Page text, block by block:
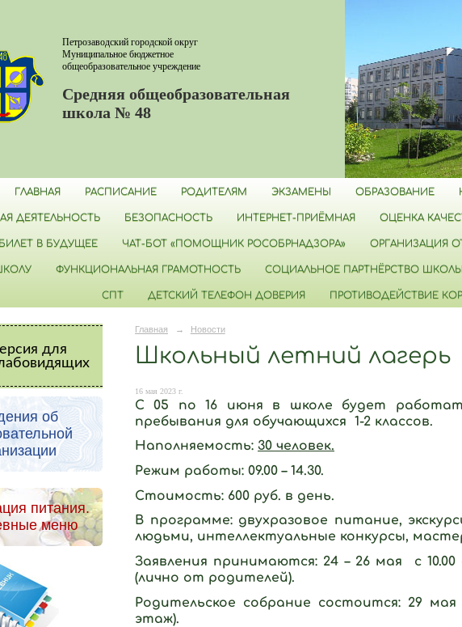
Петрозаводский городской округ
Муниципальное бюджетное
общеобразовательное учреждение
Средняя общеобразовательная
школа № 48
ГЛАВНАЯ РАСПИСАНИЕ РОДИТЕЛЯМ ЭКЗАМЕНЫ ОБРАЗОВАНИЕ
ДЕЯТЕЛЬНОСТЬ БЕЗОПАСНОСТЬ ИНТЕРНЕТ-ПРИЁМНАЯ ОЦЕНКА
БИЛЕТ В БУДУЩЕЕ ЧАТ-БОТ «ПОМОЩНИК РОСОБРНАДЗОРА» ОРГАНИЗАЦИЯ
ФУНКЦИОНАЛЬНАЯ ГРАМОТНОСТЬ СОЦИАЛЬНОЕ ПАРТНЁРСТВО ШКОЛЫ
СПТ ДЕТСКИЙ ТЕЛЕФОН ДОВЕРИЯ ПРОТИВОДЕЙСТВИЕ
для
об
питания.
меню
Главная → Новости
Школьный летний лагерь
16 мая 2023 г.
С 05 по 16 июня в школе будет
пребывания для обучающихся 1-2 классов.
Наполняемость: 30 человек.
Режим работы: 09.00 – 14.30.
Стоимость: 600 руб. в день.
В программе: двухразовое питание,
людьми, интеллектуальные конкурсы,
Заявления принимаются: 24 – 26 мая с 10.00
(лично от родителей).
Родительское собрание состоится: 29
этаж).